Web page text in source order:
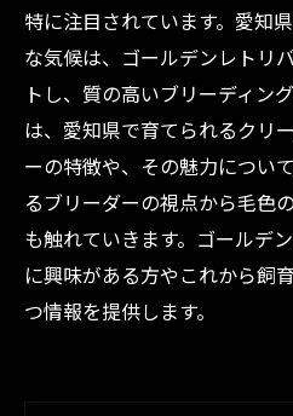
特に注目されています。愛知
な気候は、ゴールデンレトリ
トし、質の高いブリーディン
は、愛知県で育てられるクリ
ーの特徴や、その魅力につい
るブリーダーの視点から毛色
も触れていきます。ゴールデ
に興味がある方やこれから飼
つ情報を提供します。